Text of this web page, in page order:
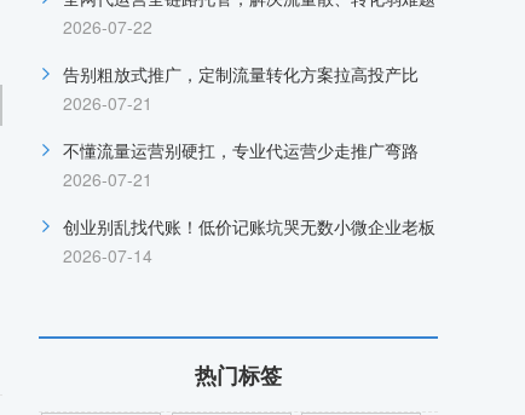
2026-07-22
告别粗放式推广，定制流量转化方案拉高投产比
2026-07-21
不懂流量运营别硬扛，专业代运营少走推广弯路
2026-07-21
创业别乱找代账！低价记账坑哭无数小微企业老板
2026-07-14
热门标签